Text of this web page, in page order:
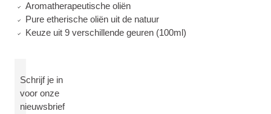
Aromatherapeutische oliën
Pure etherische oliën uit de natuur
Keuze uit 9 verschillende geuren (100ml)
Schrijf je in
voor onze
nieuwsbrief